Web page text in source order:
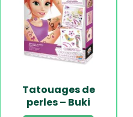
Tatouages de
perles – Buki